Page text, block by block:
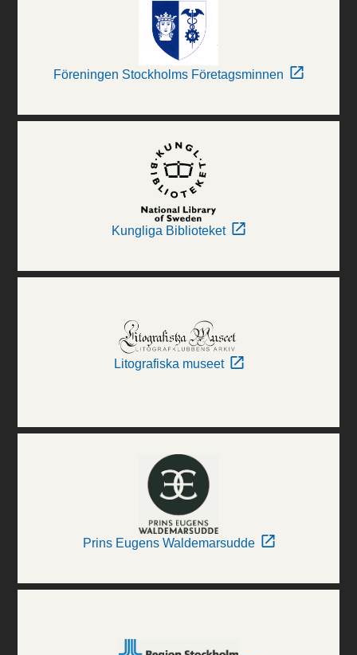
Föreningen Stockholms Företagsminnen
Kungliga Biblioteket
Litografiska museet
Prins Eugens Waldemarsudde